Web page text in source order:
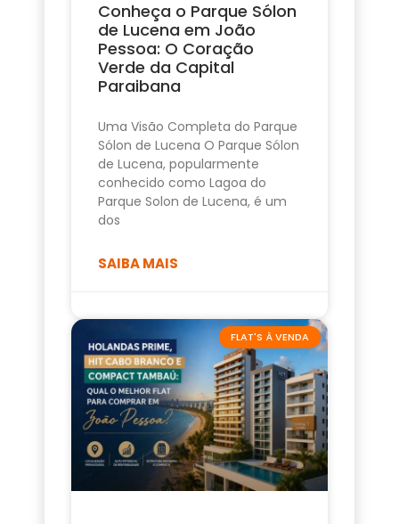
Conheça o Parque Sólon
de Lucena em João
Pessoa: O Coração
Verde da Capital
Paraibana
Uma Visão Completa do Parque
Sólon de Lucena O Parque Sólon
de Lucena, popularmente
conhecido como Lagoa do
Parque Solon de Lucena, é um
dos
SAIBA MAIS
FLAT'S À VENDA